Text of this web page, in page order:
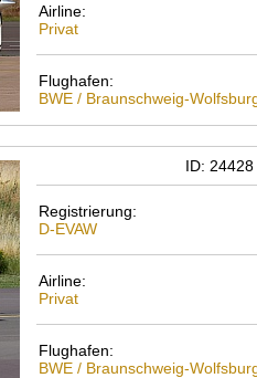
Airline:
Privat
Flughafen:
BWE / Braunschweig-
ID:
Registrierung:
D-EVAW
Airline:
Privat
Flughafen:
BWE / Braunschweig-